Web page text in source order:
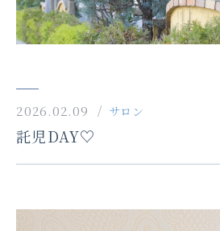
2026.02.09 サロン
託児DAY♡